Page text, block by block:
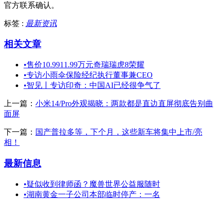
官方联系确认。
标签 : 最新资讯
相关文章
•售价10.9911.99万元奇瑞瑞虎8荣耀
•专访小雨伞保险经纪执行董事兼CEO
•智见丨专访印奇：中国AI已经很争气了
上一篇： 小米14/Pro外观揭晓：两款都是直边直屏彻底告别曲
面屏
下一篇： 国产普拉多等，下个月，这些新车将集中上市/亮
相！
最新信息
•疑似收到律师函？魔兽世界公益服随时
•湖南黄金一子公司本部临时停产：一名